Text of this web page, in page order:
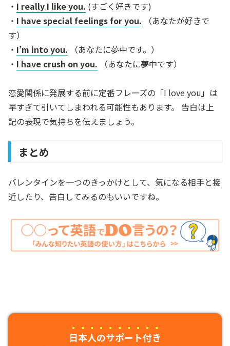
・ I really I like you. (すごく好きです)
・ I have special feelings for you. （あなたが好きで
す）
・ I’m into you. （あなたに夢中です。）
・ I have crush on you. （あなたに夢中です）
恋愛関係に発展する前に定番フレーズの「I love you」は
早すぎて引いてしまわれる可能性もあります。 告白は上
記の表現で気持ちを伝えましょう。
まとめ
バレンタインを一つのきっかけとして、気になる相手と接
近したり、告白してみるのもいいですね。
日本人のサポート付き